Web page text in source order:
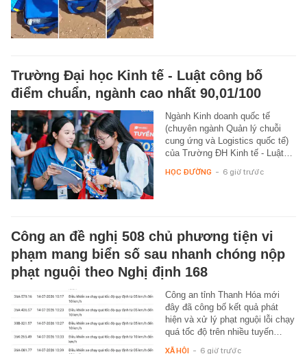
Trường Đại học Kinh tế - Luật công bố
điểm chuẩn, ngành cao nhất 90,01/100
Ngành Kinh doanh quốc tế
(chuyên ngành Quản lý chuỗi
cung ứng và Logistics quốc tế)
của Trường ĐH Kinh tế - Luật…
HỌC ĐƯỜNG 6 giờ trước
Công an đề nghị 508 chủ phương tiện vi
phạm mang biển số sau nhanh chóng nộp
phạt nguội theo Nghị định 168
Công an tỉnh Thanh Hóa mới
đây đã công bố kết quả phát
hiện và xử lý phạt nguội lỗi chạy
quá tốc độ trên nhiều tuyến…
XÃ HỘI 6 giờ trước